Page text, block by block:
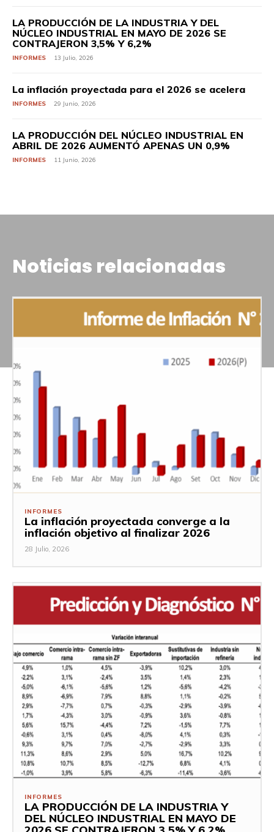
LA PRODUCCIÓN DE LA INDUSTRIA Y DEL
NÚCLEO INDUSTRIAL EN MAYO DE 2026 SE
CONTRAJERON 3,5% Y 6,2%
INFORMES 13 Julio, 2026
La inflación proyectada para el 2026 se acelera
INFORMES 29 Junio, 2026
LA PRODUCCIÓN DEL NÚCLEO INDUSTRIAL EN
ABRIL DE 2026 AUMENTÓ APENAS UN 0,9%
INFORMES 11 Junio, 2026
Noticias relacionadas
INFORMES
La inflación proyectada converge a la
inflación objetivo al finalizar 2026
28 Julio, 2026
INFORMES
LA PRODUCCIÓN DE LA INDUSTRIA Y
DEL NÚCLEO INDUSTRIAL EN MAYO DE